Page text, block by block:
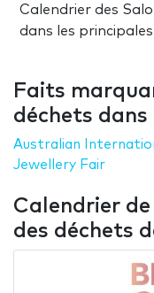
Calendrier des
dans les
Faits
déchets dans
Australian
Jewellery Fair
Calendrier
des déchets